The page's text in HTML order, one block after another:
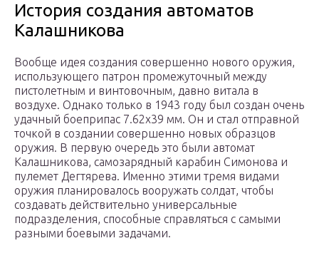
История создания автоматов
Калашникова
Вообще идея создания совершенно нового оружия,
использующего патрон промежуточный между
пистолетным и винтовочным, давно витала в
воздухе. Однако только в 1943 году был создан очень
удачный боеприпас 7.62х39 мм. Он и стал отправной
точкой в создании совершенно новых образцов
оружия. В первую очередь это были автомат
Калашникова, самозарядный карабин Симонова и
пулемет Дегтярева. Именно этими тремя видами
оружия планировалось вооружать солдат, чтобы
создавать действительно универсальные
подразделения, способные справляться с самыми
разными боевыми задачами.